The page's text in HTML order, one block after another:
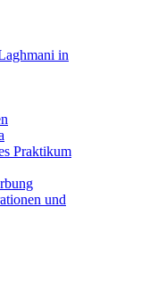
in
Praktikum
und